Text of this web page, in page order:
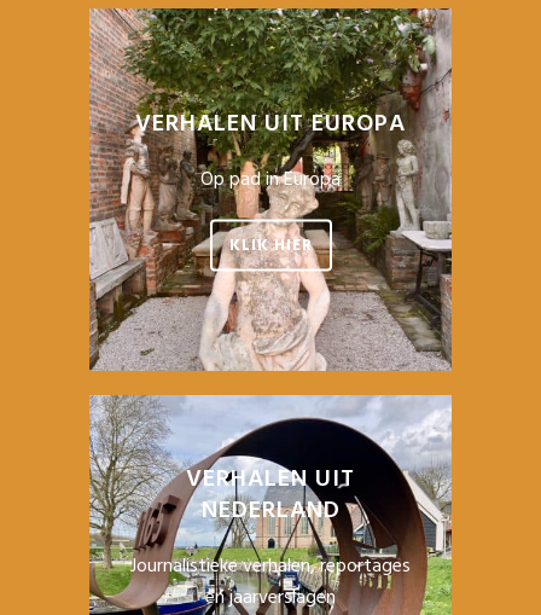
VERHALEN UIT EUROPA
Op pad in Europa
KLIK HIER
VERHALEN UIT
NEDERLAND
Journalistieke verhalen, reportages
en jaarverslagen